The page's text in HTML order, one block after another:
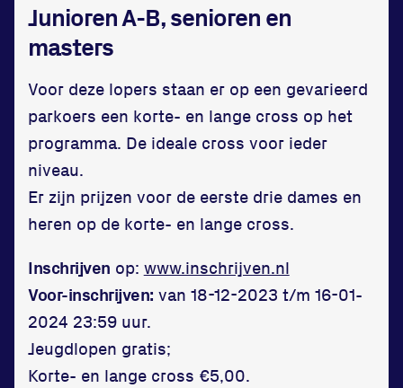
Junioren A-B, senioren en
masters
Voor deze lopers staan er op een gevarieerd
parkoers een korte- en lange cross op het
programma. De ideale cross voor ieder
niveau.
Er zijn prijzen voor de eerste drie dames en
heren op de korte- en lange cross.
Inschrijven op: www.inschrijven.nl
Voor-inschrijven: van 18-12-2023 t/m 16-01-
2024 23:59 uur.
Jeugdlopen gratis;
Korte- en lange cross €5,00.